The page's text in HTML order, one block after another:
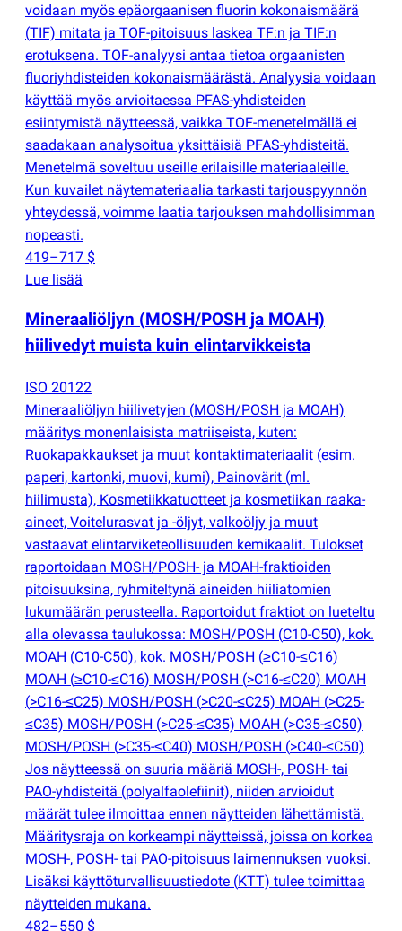
voidaan myös epäorgaanisen fluorin kokonaismäärä
(TIF) mitata ja TOF-pitoisuus laskea TF:n ja TIF:n
erotuksena. TOF-analyysi antaa tietoa orgaanisten
fluoriyhdisteiden kokonaismäärästä. Analyysia voidaan
käyttää myös arvioitaessa PFAS-yhdisteiden
esiintymistä näytteessä, vaikka TOF-menetelmällä ei
saadakaan analysoitua yksittäisiä PFAS-yhdisteitä.
Menetelmä soveltuu useille erilaisille materiaaleille.
Kun kuvailet näytemateriaalia tarkasti tarjouspyynnön
yhteydessä, voimme laatia tarjouksen mahdollisimman
nopeasti.
419–717 $
Lue lisää
Mineraaliöljyn (MOSH/POSH ja MOAH)
hiilivedyt muista kuin elintarvikkeista
ISO 20122
Mineraaliöljyn hiilivetyjen (MOSH/POSH ja MOAH)
määritys monenlaisista matriiseista, kuten:
Ruokapakkaukset ja muut kontaktimateriaalit (esim.
paperi, kartonki, muovi, kumi), Painovärit (ml.
hiilimusta), Kosmetiikkatuotteet ja kosmetiikan raaka-
aineet, Voitelurasvat ja -öljyt, valkoöljy ja muut
vastaavat elintarviketeollisuuden kemikaalit. Tulokset
raportoidaan MOSH/POSH- ja MOAH-fraktioiden
pitoisuuksina, ryhmiteltynä aineiden hiiliatomien
lukumäärän perusteella. Raportoidut fraktiot on lueteltu
alla olevassa taulukossa: MOSH/POSH (C10-C50), kok.
MOAH (C10-C50), kok. MOSH/POSH (≥C10-≤C16)
MOAH (≥C10-≤C16) MOSH/POSH (>C16-≤C20) MOAH
(>C16-≤C25) MOSH/POSH (>C20-≤C25) MOAH (>C25-
≤C35) MOSH/POSH (>C25-≤C35) MOAH (>C35-≤C50)
MOSH/POSH (>C35-≤C40) MOSH/POSH (>C40-≤C50)
Jos näytteessä on suuria määriä MOSH-, POSH- tai
PAO-yhdisteitä (polyalfaolefiinit), niiden arvioidut
määrät tulee ilmoittaa ennen näytteiden lähettämistä.
Määritysraja on korkeampi näytteissä, joissa on korkea
MOSH-, POSH- tai PAO-pitoisuus laimennuksen vuoksi.
Lisäksi käyttöturvallisuustiedote (KTT) tulee toimittaa
näytteiden mukana.
482–550 $